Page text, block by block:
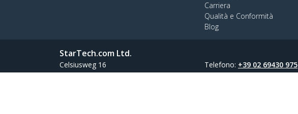
Carriera
Qualità e Conformità
Blog
StarTech.com Ltd.
Celsiusweg 16
5928 PR Venlo
Telefono: +39 02 69430 975
Numero verde:800 917 993